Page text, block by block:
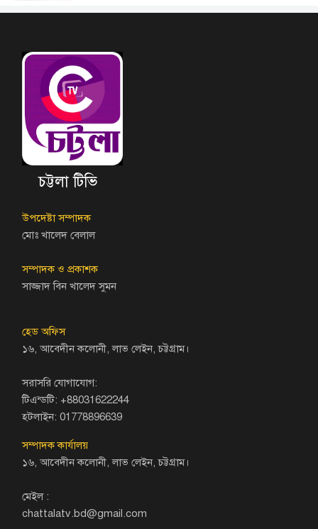
চট্টলা টিভি
উপদেষ্টা সম্পাদক
মোঃ খালেদ বেলাল
সম্পাদক ও প্রকাশক
সাজ্জাদ বিন খালেদ সুমন
হেড অফিস
১৬, আবেদীন কলোনী, লাভ লেইন, চট্টগ্রাম।
সরাসরি যোগাযোগ:
টিএন্ডটি: +88031622244
হটলাইন: 01778896639
সম্পাদক কার্যালয়
১৬, আবেদীন কলোনী, লাভ লেইন, চট্টগ্রাম।
মেইল :
chattalatv.bd@gmail.com